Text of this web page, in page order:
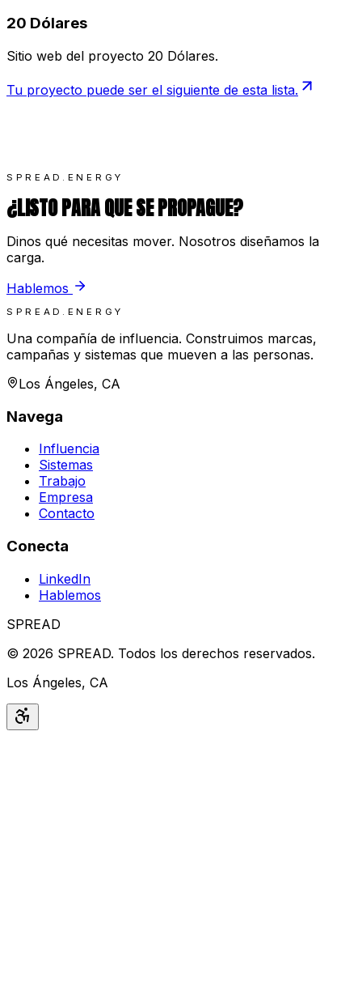
20 Dólares
Sitio web del proyecto 20 Dólares.
Tu proyecto puede ser el siguiente de esta lista.
SPREAD.ENERGY
¿LISTO PARA QUE SE PROPAGUE?
Dinos qué necesitas mover. Nosotros diseñamos la
carga.
Hablemos
SPREAD.ENERGY
Una compañía de influencia. Construimos marcas,
campañas y sistemas que mueven a las personas.
Los Ángeles, CA
Navega
Influencia
Sistemas
Trabajo
Empresa
Contacto
Conecta
LinkedIn
Hablemos
SPREAD
© 2026 SPREAD. Todos los derechos reservados.
Los Ángeles, CA